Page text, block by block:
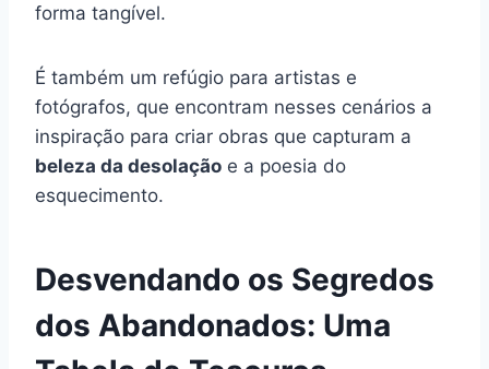
forma tangível.
É também um refúgio para artistas e
fotógrafos, que encontram nesses cenários a
inspiração para criar obras que capturam a
beleza da desolação e a poesia do
esquecimento.
Desvendando os Segredos
dos Abandonados: Uma